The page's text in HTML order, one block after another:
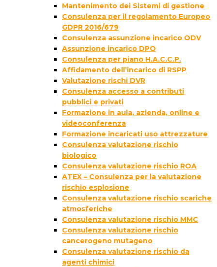
Mantenimento dei Sistemi di gestione
Consulenza per il regolamento Europeo
GDPR 2016/679
Consulenza assunzione incarico ODV
Assunzione incarico DPO
Consulenza per piano H.A.C.C.P.
Affidamento dell’incarico di RSPP
Valutazione rischi DVR
Consulenza accesso a contributi
pubblici e privati
Formazione in aula, azienda, online e
videoconferenza
Formazione incaricati uso attrezzature
Consulenza valutazione rischio
biologico
Consulenza valutazione rischio ROA
ATEX – Consulenza per la valutazione
rischio esplosione
Consulenza valutazione rischio scariche
atmosferiche
Consulenza valutazione rischio MMC
Consulenza valutazione rischio
cancerogeno mutageno
Consulenza valutazione rischio da
agenti chimici